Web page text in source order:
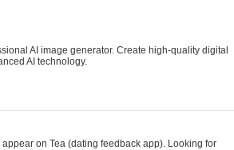
AI image generator. Create high-quality digital
AI technology.
on Tea (dating feedback app). Looking for